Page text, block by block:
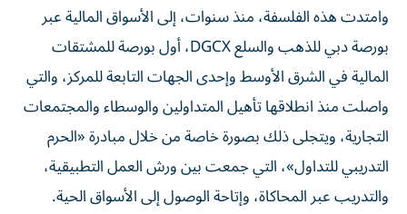
وامتدت هذه الفلسفة، منذ سنوات، إلى الأسواق المالية عبر
بورصة دبي للذهب والسلع DGCX، أول بورصة للمشتقات
المالية في الشرق الأوسط وإحدى الجهات التابعة للمركز، والتي
واصلت منذ انطلاقها تأهيل المتداولين والوسطاء والمجتمعات
التجارية، ويتجلى ذلك بصورة خاصة من خلال مبادرة «الحرم
التدريبي للتداول»، التي جمعت بين ورش العمل التطبيقية،
والتدريب عبر المحاكاة، وإتاحة الوصول إلى الأسواق الحية.